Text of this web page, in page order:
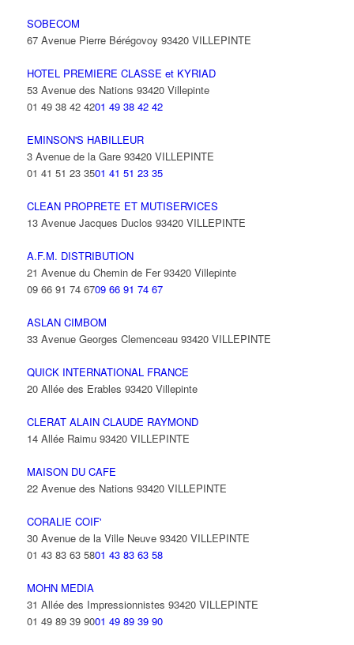
SOBECOM
67 Avenue Pierre Bérégovoy 93420 VILLEPINTE
HOTEL PREMIERE CLASSE et KYRIAD
53 Avenue des Nations 93420 Villepinte
01 49 38 42 4201 49 38 42 42
EMINSON'S HABILLEUR
3 Avenue de la Gare 93420 VILLEPINTE
01 41 51 23 3501 41 51 23 35
CLEAN PROPRETE ET MUTISERVICES
13 Avenue Jacques Duclos 93420 VILLEPINTE
A.F.M. DISTRIBUTION
21 Avenue du Chemin de Fer 93420 Villepinte
09 66 91 74 6709 66 91 74 67
ASLAN CIMBOM
33 Avenue Georges Clemenceau 93420 VILLEPINTE
QUICK INTERNATIONAL FRANCE
20 Allée des Erables 93420 Villepinte
CLERAT ALAIN CLAUDE RAYMOND
14 Allée Raimu 93420 VILLEPINTE
MAISON DU CAFE
22 Avenue des Nations 93420 VILLEPINTE
CORALIE COIF'
30 Avenue de la Ville Neuve 93420 VILLEPINTE
01 43 83 63 5801 43 83 63 58
MOHN MEDIA
31 Allée des Impressionnistes 93420 VILLEPINTE
01 49 89 39 9001 49 89 39 90